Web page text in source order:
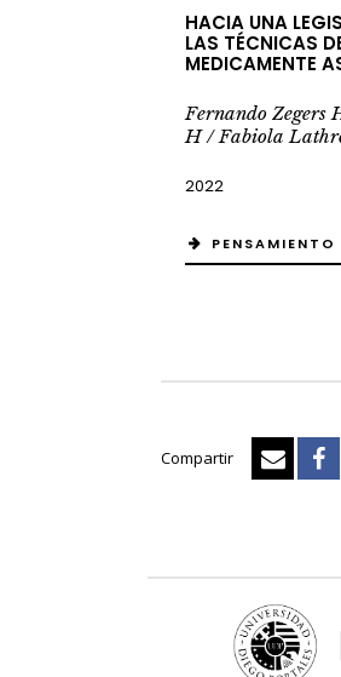
HACIA UNA
LAS TÉCNICAS
MEDICAMENTE
Fernando Zegers
H / Fabiola
2022
Compartir